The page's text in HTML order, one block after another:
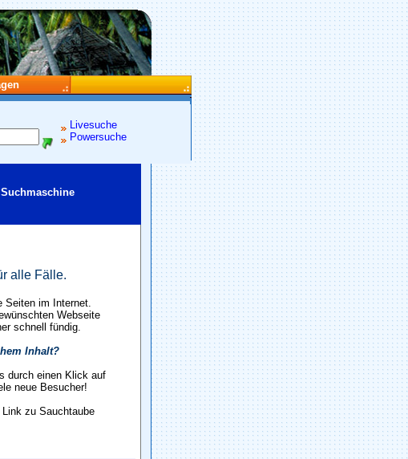
Livesuche
Powersuche
alle Fälle.
Seiten im Internet.
Webseite
schnell fündig.
Inhalt?
durch einen Klick auf
neue Besucher!
Link zu Sauchtaube